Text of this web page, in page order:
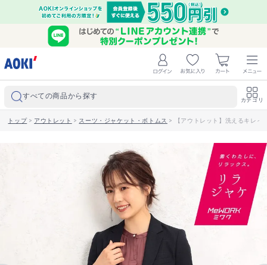
すべての商品から探す カテゴリ
トップ> アウトレット > スーツ・ジャケット・ボトムス > 【アウトレット】洗えるキレ